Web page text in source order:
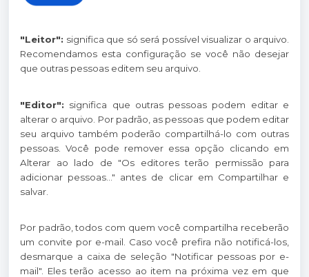
"Leitor": significa que só será possível visualizar o arquivo.
Recomendamos esta configuração se você não desejar
que outras pessoas editem seu arquivo.
"Editor": significa que outras pessoas podem editar e
alterar o arquivo. Por padrão, as pessoas que podem editar
seu arquivo também poderão compartilhá-lo com outras
pessoas. Você pode remover essa opção clicando em
Alterar ao lado de "Os editores terão permissão para
adicionar pessoas..." antes de clicar em Compartilhar e
salvar.
Por padrão, todos com quem você compartilha receberão
um convite por e-mail. Caso você prefira não notificá-los,
desmarque a caixa de seleção "Notificar pessoas por e-
mail". Eles terão acesso ao item na próxima vez em que